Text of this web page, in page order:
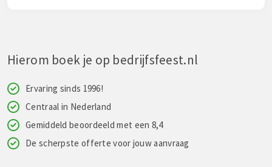
Hierom boek je op bedrijfsfeest.nl
Ervaring sinds 1996!
Centraal in Nederland
Gemiddeld beoordeeld met een 8,4
De scherpste offerte voor jouw aanvraag